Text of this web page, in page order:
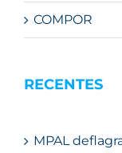
COMPOR
RECENTES
MPAL